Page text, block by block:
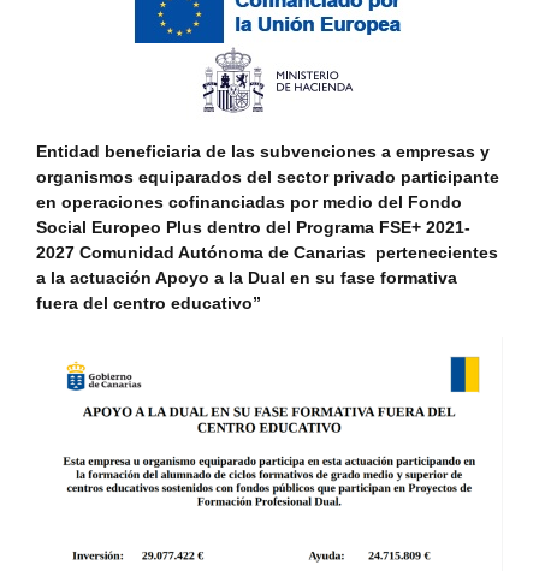
Entidad beneficiaria de las subvenciones a empresas y
organismos equiparados del sector privado participante
en operaciones cofinanciadas por medio del Fondo
Social Europeo Plus dentro del Programa FSE+ 2021-
2027 Comunidad Autónoma de Canarias pertenecientes
a la actuación Apoyo a la Dual en su fase formativa
fuera del centro educativo”